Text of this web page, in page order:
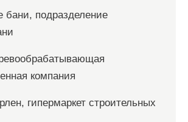
бани, подразделение
компания
гипермаркет строительных